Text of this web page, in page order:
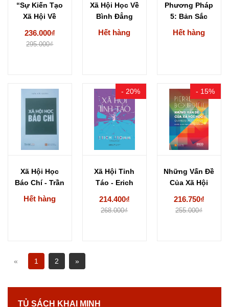
“Sự Kiến Tạo
Xã Hội Về
236.000₫
295.000₫
Xã Hội Học Về
Bình Đẳng
Giới -...
Hết hàng
Phương Pháp
5: Bản Sắc
Nhân Loại -...
Hết hàng
Xã Hội Học
Báo Chí - Trần
Hữu...
Hết hàng
- 20%
Xã Hội Tỉnh
Táo - Erich
214.400₫
268.000₫
- 15%
Những Vấn Đề
Của Xã Hội
216.750₫
255.000₫
« 1 2 »
TỦ SÁCH KHAI MINH